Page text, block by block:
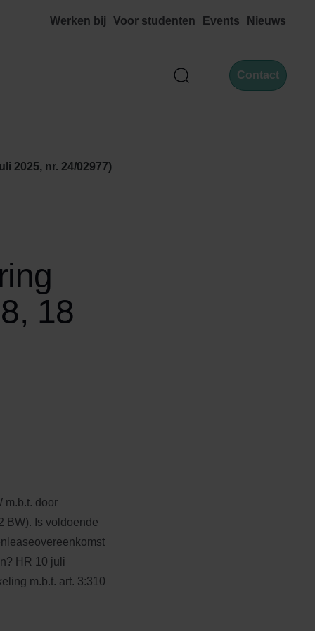
Werken bij Voor studenten Events Nieuws
Zoek Contact
2025, nr. 24/02977)
18
m.b.t. door
BW). Is voldoende
HR 10 juli
m.b.t. art. 3:310